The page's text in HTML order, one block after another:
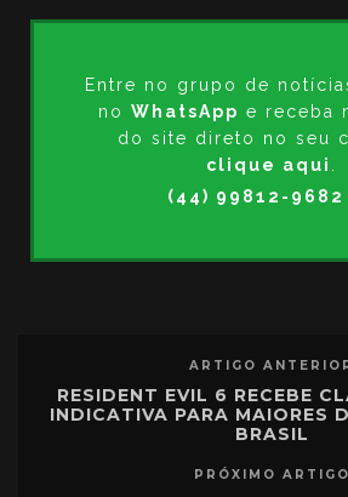
Entre no grupo de
no WhatsApp e receba
do site direto no seu
clique aqui
(44) 99812-9682
ARTIGO
RESIDENT EVIL 6 RECEBE
INDICATIVA PARA MAIORES
BRASIL
PRÓXIMO ARTIGO